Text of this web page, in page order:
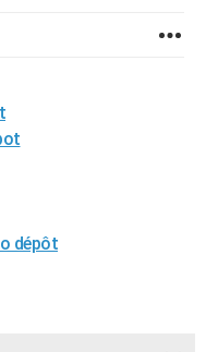
dépôt